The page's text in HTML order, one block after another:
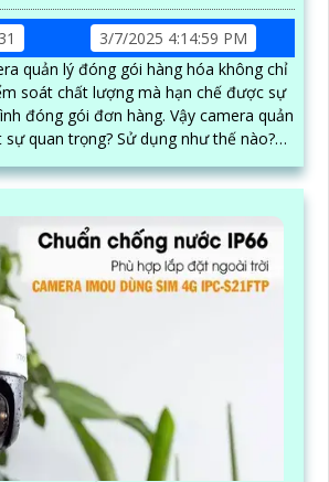
3/7/2025 4:14:59 PM
quản lý đóng gói hàng hóa không chỉ
soát chất lượng mà hạn chế được sự
đóng gói đơn hàng. Vậy camera quản
quan trọng? Sử dụng như thế nào?
Mời bạn cùng xem qua bài viết dưới